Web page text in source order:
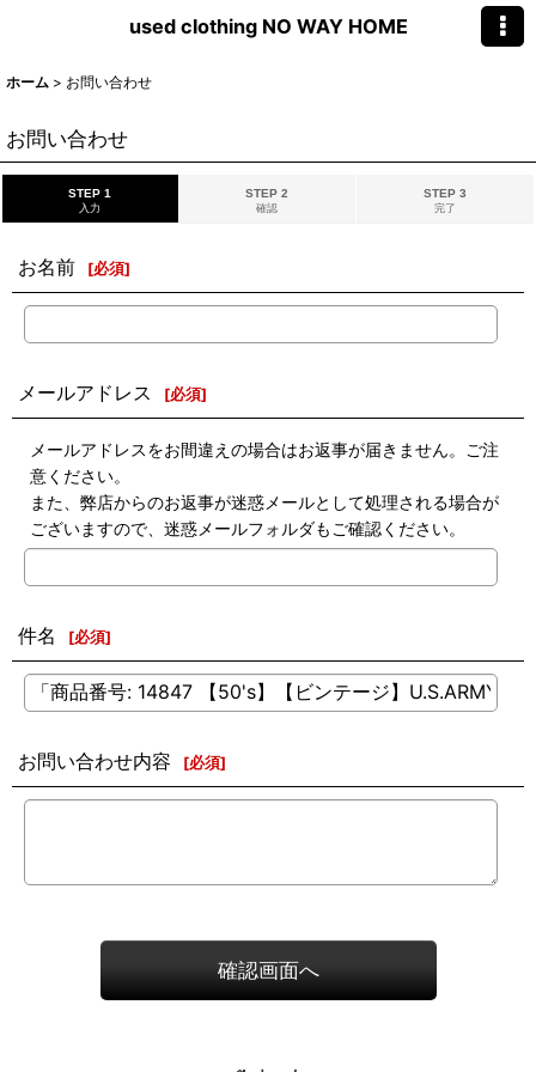
used clothing NO WAY HOME
ホーム > お問い合わせ
お問い合わせ
STEP 1
入力
STEP 2
確認
STEP 3
完了
お名前 [必須]
メールアドレス [必須]
メールアドレスをお間違えの場合はお返事が届きません。ご注
意ください。
また、弊店からのお返事が迷惑メールとして処理される場合が
ございますので、迷惑メールフォルダもご確認ください。
件名 [必須]
お問い合わせ内容 [必須]
確認画面へ